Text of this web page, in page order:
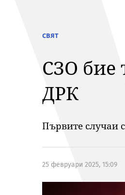
СВЯТ
СЗО бие
ДРК
Първите случаи
25 февруари 2025, 15:09